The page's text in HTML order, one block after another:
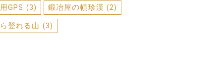
GPS (3) 鍛冶屋の頓珍漢 (2)
登れる山 (3)